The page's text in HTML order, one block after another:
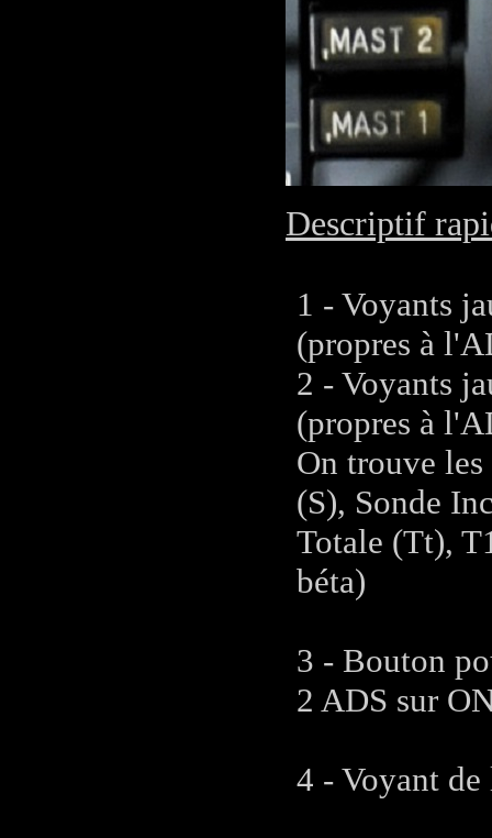
Descriptif
1 - Voyants
(propres à
2 - Voyants
(propres à
On trouve les
(S), Sonde
Totale (Tt),
béta)
3 - Bouton
2 ADS sur
4 - Voyant